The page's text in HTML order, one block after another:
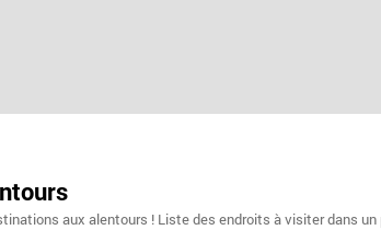
aux alentours ! Liste des endroits à visiter dans un